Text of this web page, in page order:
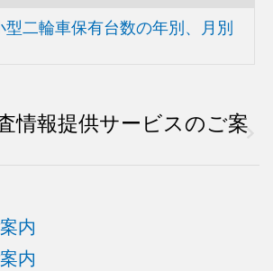
型二輪車保有台数の年別、月別
情報提供サービスのご案
内
内